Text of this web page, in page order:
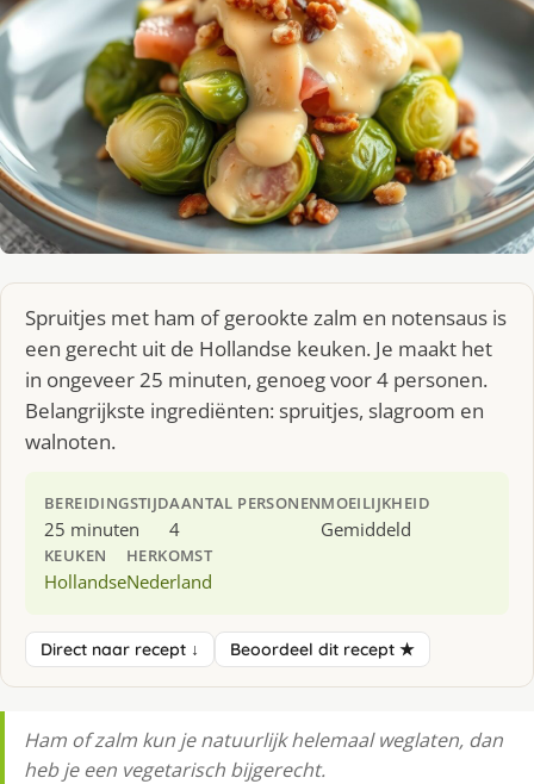
Spruitjes met ham of gerookte zalm en notensaus is
een gerecht uit de Hollandse keuken. Je maakt het
in ongeveer 25 minuten, genoeg voor 4 personen.
Belangrijkste ingrediënten: spruitjes, slagroom en
walnoten.
BEREIDINGSTIJD
25 minuten
AANTAL PERSONEN
4
MOEILIJKHEID
Gemiddeld
KEUKEN
Hollandse
HERKOMST
Nederland
Direct naar recept ↓ Beoordeel dit recept ★
Ham of zalm kun je natuurlijk helemaal weglaten, dan
heb je een vegetarisch bijgerecht.